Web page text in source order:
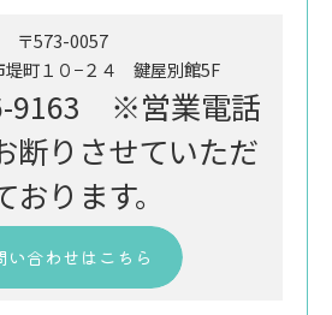
〒573-0057
堤町１０−２４ 鍵屋別館5F
9163 ※営業電話
断りさせていただ
おります。
い合わせはこちら